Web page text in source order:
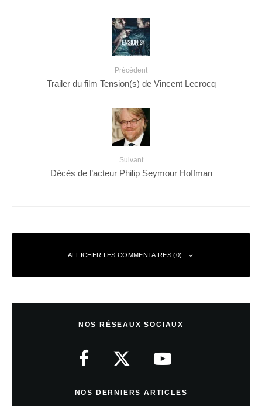
Précédent
Trailer du film Tension(s) de Vincent Lecrocq
Suivant
Décès de l’acteur Philip Seymour Hoffman
AFFICHER LES COMMENTAIRES (0)
NOS RÉSEAUX SOCIAUX
NOS DERNIERS ARTICLES